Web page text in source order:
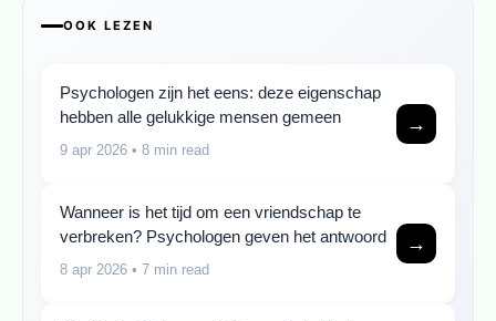
OOK LEZEN
Psychologen zijn het eens: deze eigenschap
hebben alle gelukkige mensen gemeen
9 apr 2026 • 8 min read
→
Wanneer is het tijd om een vriendschap te
verbreken? Psychologen geven het antwoord
8 apr 2026 • 7 min read
→